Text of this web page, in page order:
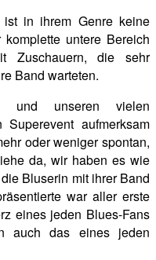
ist in ihrem Genre keine
untere Bereich
Zuschauern, die sehr
Band warteten.
und unseren vielen
aufmerksam
oder weniger spontan,
da, wir haben es wie
Bluserin mit ihrer Band
war aller erste
eines jeden Blues-Fans
auch das eines jeden